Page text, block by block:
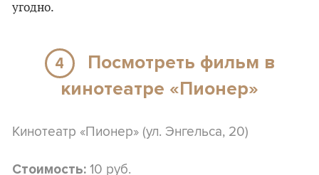
угодно.
4
Посмотреть фильм в
кинотеатре «Пионер»
Кинотеатр «Пионер» (ул. Энгельса, 20)
Стоимость: 10 руб.